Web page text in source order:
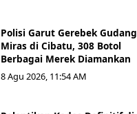
Polisi Garut Gerebek Gudang
Miras di Cibatu, 308 Botol
Berbagai Merek Diamankan
8 Agu 2026, 11:54 AM